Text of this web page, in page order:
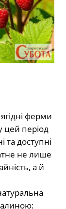
ферми
цей період
та доступні
не лише
а й